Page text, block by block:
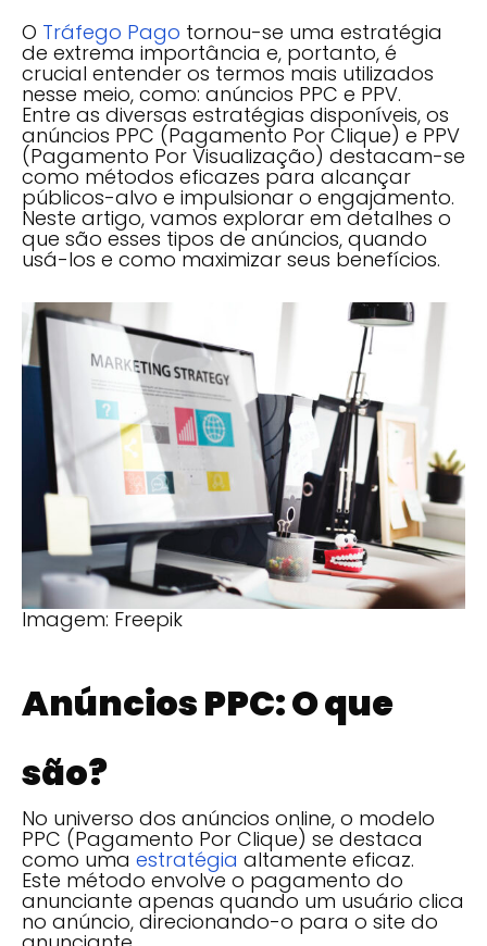
O Tráfego Pago tornou-se uma estratégia
de extrema importância e, portanto, é
crucial entender os termos mais utilizados
nesse meio, como: anúncios PPC e PPV.
Entre as diversas estratégias disponíveis, os
anúncios PPC (Pagamento Por Clique) e PPV
(Pagamento Por Visualização) destacam-se
como métodos eficazes para alcançar
públicos-alvo e impulsionar o engajamento.
Neste artigo, vamos explorar em detalhes o
que são esses tipos de anúncios, quando
usá-los e como maximizar seus benefícios.
Imagem: Freepik
Anúncios PPC: O que
são?
No universo dos anúncios online, o modelo
PPC (Pagamento Por Clique) se destaca
como uma estratégia altamente eficaz.
Este método envolve o pagamento do
anunciante apenas quando um usuário clica
no anúncio, direcionando-o para o site do